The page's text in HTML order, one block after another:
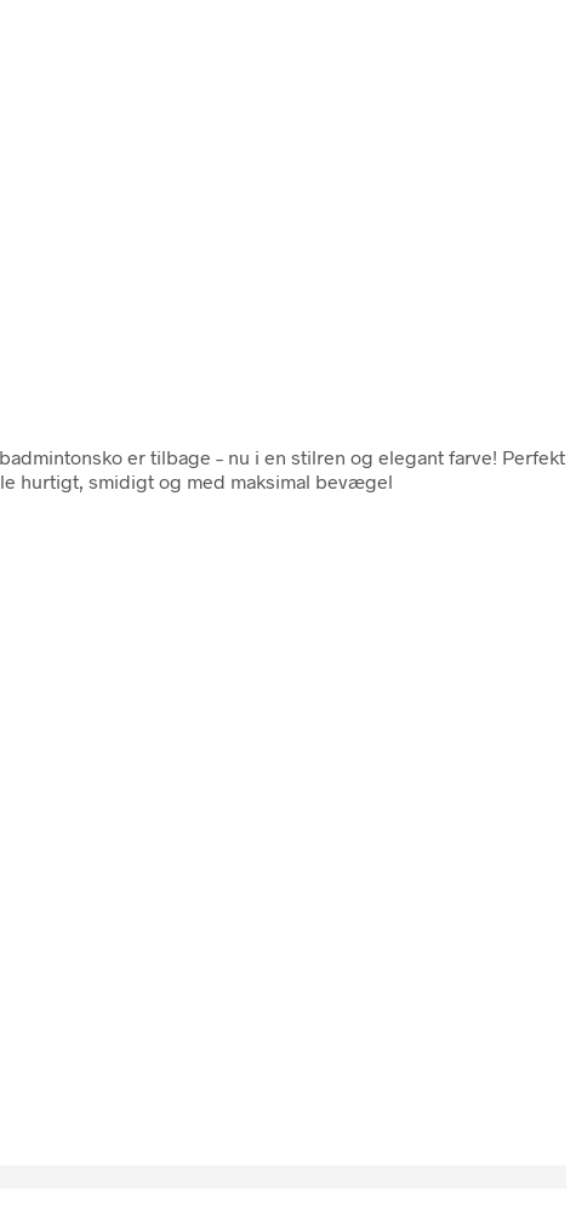
badmintonsko er tilbage – nu i en stilren og elegant farve! Perfekt
hurtigt, smidigt og med maksimal bevægel